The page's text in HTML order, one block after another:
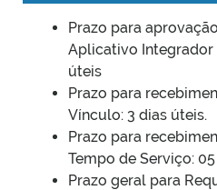
Prazo para
Aplicativo Integrador
úteis
Prazo para
Vínculo: 3 dias úteis.
Prazo para
Tempo de Serviço:
Prazo geral para